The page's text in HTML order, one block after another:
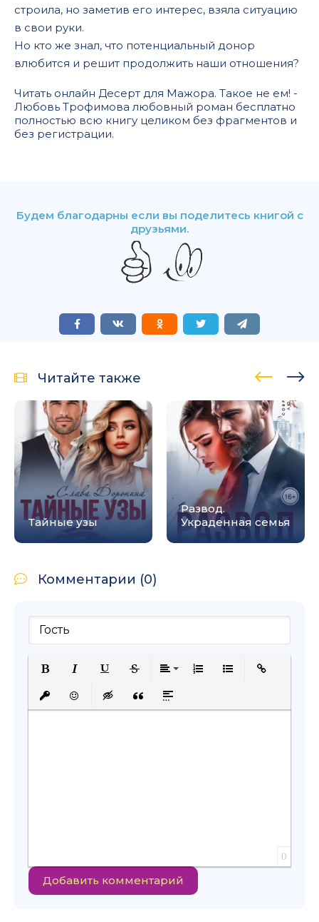
строила, но заметив его интерес, взяла ситуацию
в свои руки.
Но кто же знал, что потенциальный донор
влюбится и решит продолжить наши отношения?
Читать онлайн Десерт для Мажора. Такое не ем! -
Любовь Трофимова любовный роман бесплатно
полностью всю книгу целиком без фрагментов и
без регистрации.
Будем благодарны если вы поделитесь книгой с
друзьями.
Читайте также
Тайные узы
Развод.
Украденная семья
Комментарии (0)
Подчеркнутый
Вставить защищенную ссылку
Вставить смайлик
Вставка скрытого текста
Вставка цитаты
Вставка спойлера
0
Добавить комментарий